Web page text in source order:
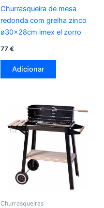
Churrasqueira de mesa
redonda com grelha zinco
ø30x28cm imex el zorro
77€
Adicionar
Churrasqueiras